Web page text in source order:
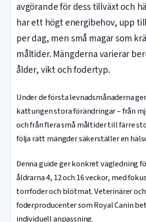
avgörande för dess tillväxt och
har ett högt energibehov, upp
per dag, men små magar som
måltider. Mängderna varierar
ålder, vikt och fodertyp.
Under de första levnadsmånaderna
kattungen stora förändringar – från
och från flera små måltider till färre
följa rätt mängder säkerställer en
Denna guide ger konkret vägledning
åldrarna 4, 12 och 16 veckor, med
torrfoder och blötmat. Veterinärer och
foderproducenter som Royal Canin
individuell anpassning.